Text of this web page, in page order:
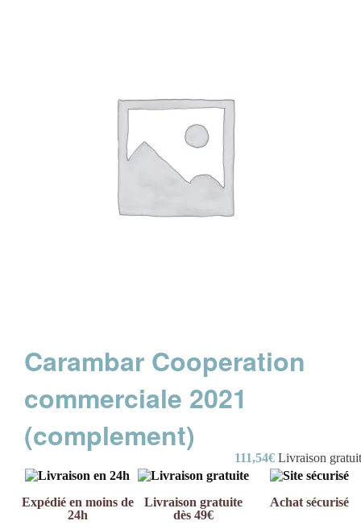
Carambar Cooperation
commerciale 2021
(complement)
111,54€ Livraison
Expédié en moins de
24h
Livraison gratuite
dès 49€
Achat sécurisé